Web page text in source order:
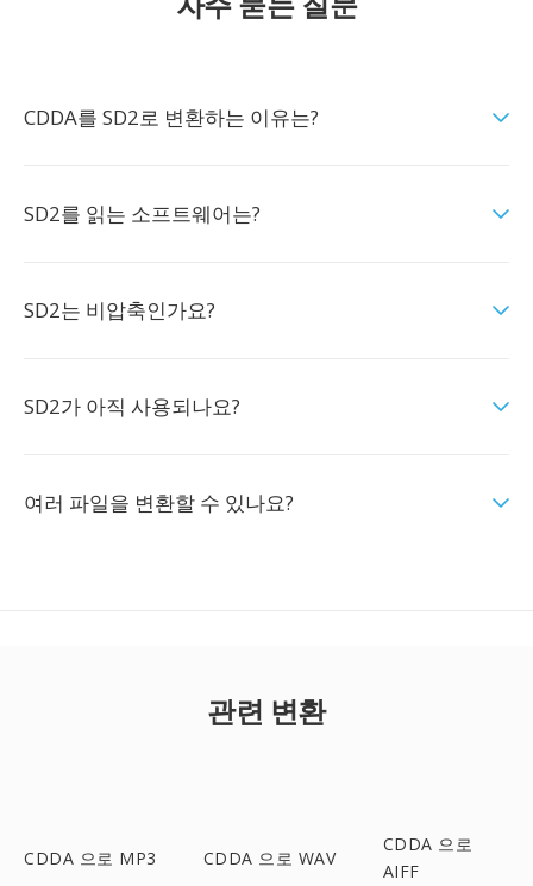
CDDA를 SD2로 변환하는 이유는?
SD2를 읽는 소프트웨어는?
SD2는 비압축인가요?
SD2가 아직 사용되나요?
여러 파일을 변환할 수 있나요?
관련 변환
CDDA 으로 MP3 CDDA 으로 WAV
CDDA 으로
AIFF